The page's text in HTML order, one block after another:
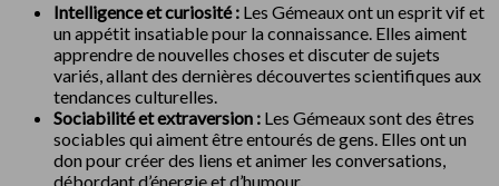
Intelligence et curiosité : Les Gémeaux ont un esprit vif et
un appétit insatiable pour la connaissance. Elles aiment
apprendre de nouvelles choses et discuter de sujets
variés, allant des dernières découvertes scientifiques aux
tendances culturelles.
Sociabilité et extraversion : Les Gémeaux sont des êtres
sociables qui aiment être entourés de gens. Elles ont un
don pour créer des liens et animer les conversations,
débordant d’énergie et d’humour.